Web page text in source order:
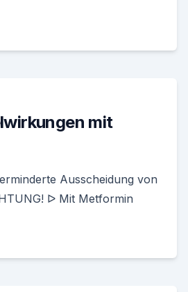
mit
Ausscheidung von
ᐅ Mit Metformin